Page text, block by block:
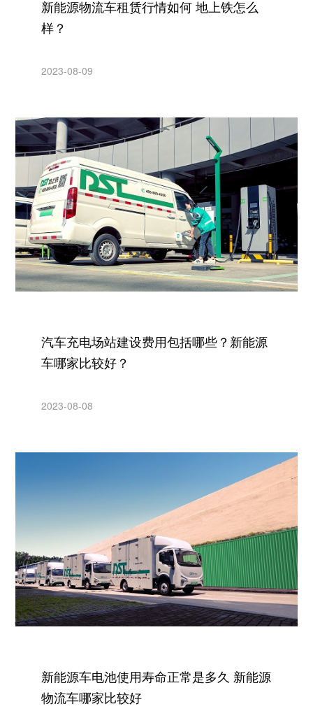
新能源物流车租赁行情如何 地上铁怎么
样？
2023-08-09
汽车充电场站建设费用包括哪些？新能源
车哪家比较好？
2023-08-08
新能源车电池使用寿命正常是多久 新能源
物流车哪家比较好